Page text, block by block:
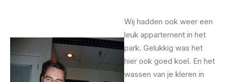
Wij hadden ook weer een
leuk appartement in het
park. Gelukkig was het
hier ook goed koel. En het
wassen van je kleren in